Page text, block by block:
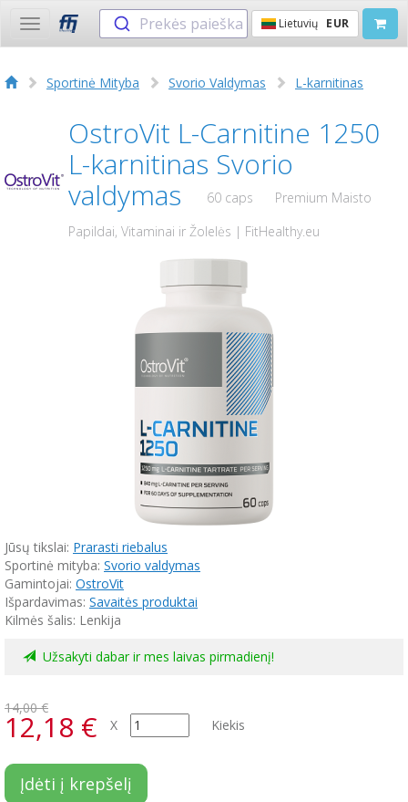
Toggle
navigation
Prekės paieška Lietuvių EUR
Sportinė Mityba Svorio Valdymas L-karnitinas
OstroVit L-Carnitine 1250
L-karnitinas Svorio
valdymas
60 caps
Premium Maisto
Papildai, Vitaminai ir Žolelės | FitHealthy.eu
Jūsų tikslai: Prarasti riebalus
Sportinė mityba: Svorio valdymas
Gamintojai: OstroVit
Išpardavimas: Savaitės produktai
Kilmės šalis: Lenkija
Užsakyti dabar ir mes laivas pirmadienį!
14,00 €
12,18 € X Kiekis
Įdėti į krepšelį